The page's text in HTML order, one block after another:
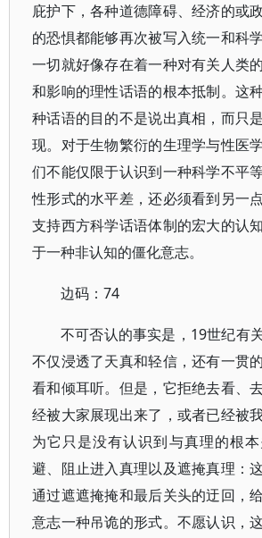
庇护下，各种道德障碍、经济的或
的恐惧都能够再次被写入统一和科
一切就好像存在着一种对有关人类
和影响的理性话语的根本抵制。这
种话语的目的不是说出真相，而只
现。对于生物繁衍的生理学与性医
们不能仅限于认识到一种科学不平
性形式的水平差，还必须看到另一
支持西方科学话语体制的宏大的认
于一种非认知的僵化意志。
边码：74
不可否认的事实是，19世纪有
不仅浸透了天真和轻信，还有一贯
看和倾耳听。但是，它拒绝去看、
经被大家展现出来了，或者已经被
为它只是没有认识到与真理的根
避、阻止进入真理以及遮掩真理：
通过遮遮掩掩和最后关头的迂回，
意志一种吊诡的形式。不愿认识，